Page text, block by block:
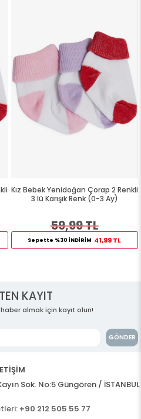
Kız Bebek Yenidoğan Çorap 2 Renkli
3 lü Karışık Renk (0-3 Ay)
59,99 TL
Sepette %30 İNDİRİM 41,99 TL
KAYIT
almak için kayıt olun!
GÖNDER
Sok. No:5 Güngören / İSTANBUL
+90 212 505 55 77